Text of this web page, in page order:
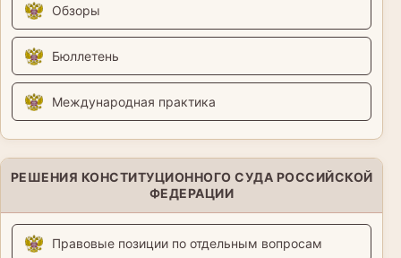
Обзоры
Бюллетень
Международная практика
РЕШЕНИЯ КОНСТИТУЦИОННОГО СУДА РОССИЙСКОЙ
ФЕДЕРАЦИИ
Правовые позиции по отдельным вопросам